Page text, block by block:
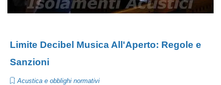
Limite Decibel Musica All'Aperto: Regole e
Sanzioni
Acustica e obblighi normativi